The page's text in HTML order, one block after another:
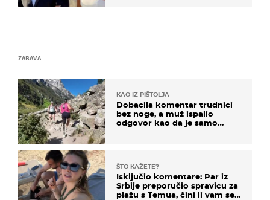
ZABAVA
KAO IZ PIŠTOLJA
Dobacila komentar trudnici
bez noge, a muž ispalio
odgovor kao da je samo
ŠTO KAŽETE?
Isključio komentare: Par iz
Srbije preporučio spravicu za
plažu s Temua, čini li vam se